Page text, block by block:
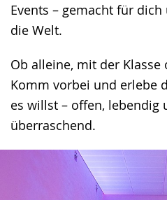
Events – gemacht für
die Welt.
Ob alleine, mit der
Komm vorbei und erlebe
es willst – offen, lebendig
überraschend.